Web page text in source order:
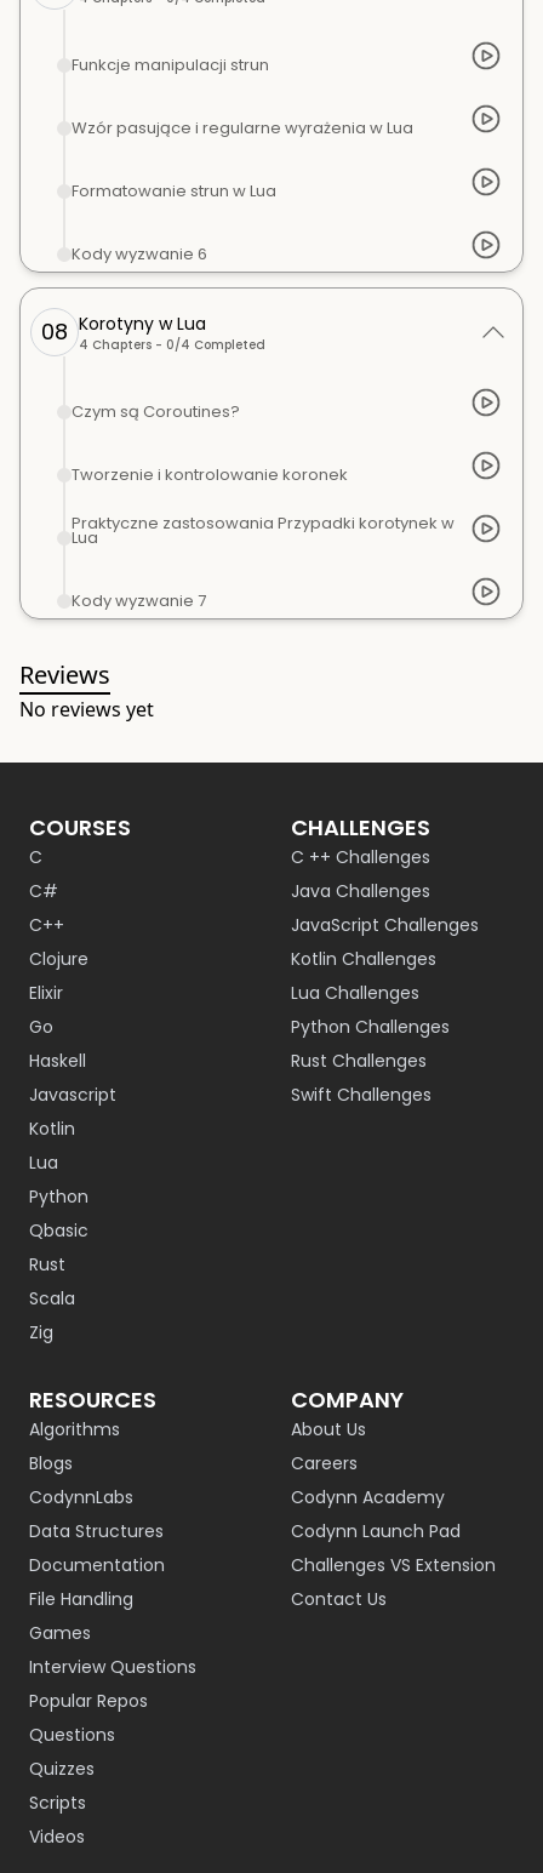
Funkcje manipulacji strun
Wzór pasujące i regularne wyrażenia w Lua
Formatowanie strun w Lua
Kody wyzwanie 6
08 Korotyny w Lua
4 Chapters - 0/4 Completed
Czym są Coroutines?
Tworzenie i kontrolowanie koronek
Praktyczne zastosowania Przypadki korotynek w
Lua
Kody wyzwanie 7
Reviews
No reviews yet
COURSES
C
C#
C++
Clojure
Elixir
Go
Haskell
Javascript
Kotlin
Lua
Python
Qbasic
Rust
Scala
Zig
CHALLENGES
C ++ Challenges
Java Challenges
JavaScript Challenges
Kotlin Challenges
Lua Challenges
Python Challenges
Rust Challenges
Swift Challenges
RESOURCES
Algorithms
Blogs
CodynnLabs
Data Structures
Documentation
File Handling
Games
Interview Questions
Popular Repos
Questions
Quizzes
Scripts
Videos
COMPANY
About Us
Careers
Codynn Academy
Codynn Launch Pad
Challenges VS Extension
Contact Us